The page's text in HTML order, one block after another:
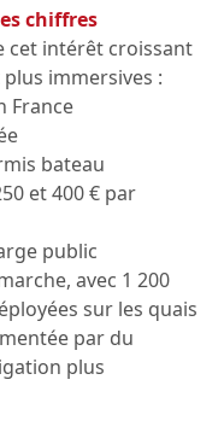
chiffres
cet intérêt croissant
immersives :
France
bateau
et 400 € par
public
avec 1 200
sur les quais
par du
plus